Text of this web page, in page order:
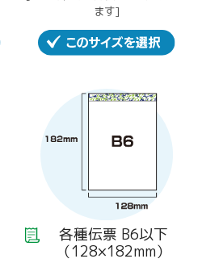
ます]
各種伝票 B6以下
（128×182mm）